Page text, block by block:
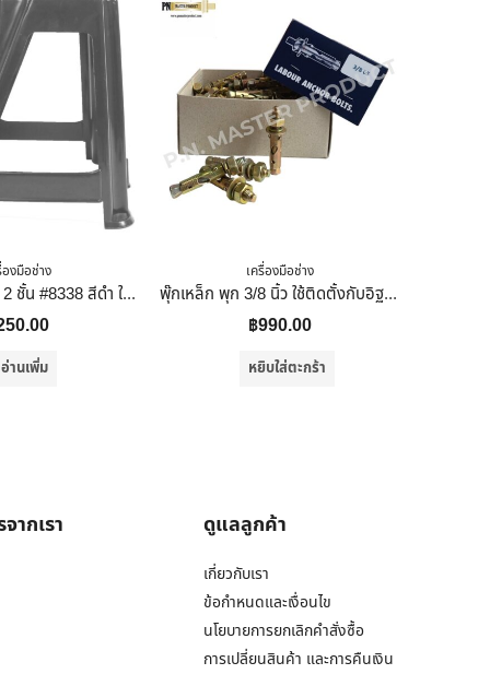
องมือช่าง
PST เก้าอี้บันได 2 ชั้น #8338 สีดำ ใช้นั่ง และสามารถยืนบนเก้าอี้เพื่อเก็บของในที่สูงได้ 35x36x34
อ่านเพิ่ม
เครื่องมือช่าง
พุ๊กเหล็ก พุก 3/8 นิ้ว ใช้ติดตั้งกับอิฐ หิน คอนกรีต อื่นๆ 65 ตัวต่อกล่อง
฿990.00
หยิบใส่ตะกร้า
ากเรา ดูแลลูกค้า
เกี่ยวกับเรา
ข้อกำหนดและเงื่อนไข
นโยบายการยกเลิกคำสั่งซื้อ
การเปลี่ยนสินค้า และการคืนเงิน